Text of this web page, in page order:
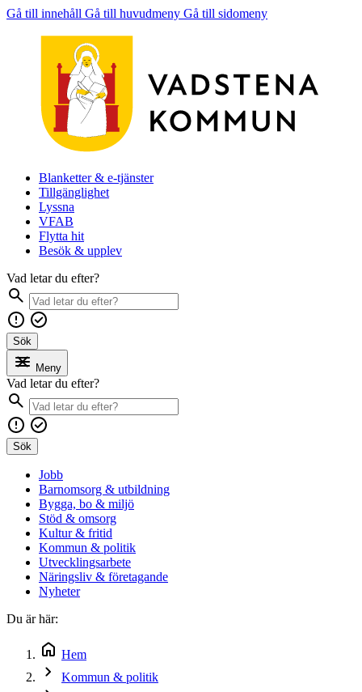
Gå till innehåll Gå till huvudmeny Gå till sidomeny
Blanketter & e-tjänster
Tillgänglighet
Lyssna
VFAB
Flytta hit
Besök & upplev
Vad letar du efter?
Sök
Meny
Vad letar du efter?
Sök
Jobb
Barnomsorg & utbildning
Bygga, bo & miljö
Stöd & omsorg
Kultur & fritid
Kommun & politik
Utvecklingsarbete
Näringsliv & företagande
Nyheter
Du är här:
Hem
Kommun & politik